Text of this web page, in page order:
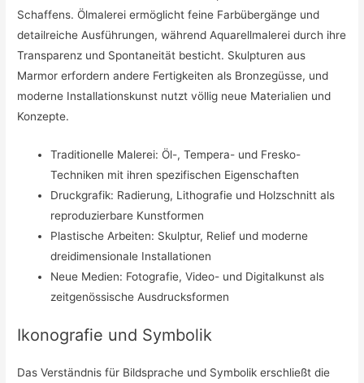
Schaffens. Ölmalerei ermöglicht feine Farbübergänge und
detailreiche Ausführungen, während Aquarellmalerei durch ihre
Transparenz und Spontaneität besticht. Skulpturen aus
Marmor erfordern andere Fertigkeiten als Bronzegüsse, und
moderne Installationskunst nutzt völlig neue Materialien und
Konzepte.
Traditionelle Malerei: Öl-, Tempera- und Fresko-
Techniken mit ihren spezifischen Eigenschaften
Druckgrafik: Radierung, Lithografie und Holzschnitt als
reproduzierbare Kunstformen
Plastische Arbeiten: Skulptur, Relief und moderne
dreidimensionale Installationen
Neue Medien: Fotografie, Video- und Digitalkunst als
zeitgenössische Ausdrucksformen
Ikonografie und Symbolik
Das Verständnis für Bildsprache und Symbolik erschließt die